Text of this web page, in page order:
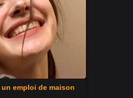
emploi de maison